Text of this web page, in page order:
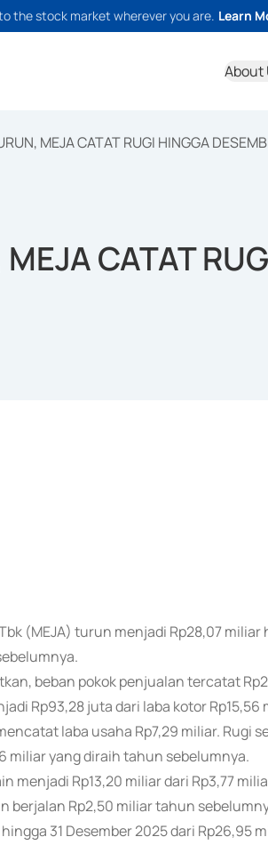
the stock market wherever you are. Learn
About
MEJA CATAT RUGI HINGGA
CATAT
(MEJA) turun menjadi Rp28,07 miliar
beban pokok penjualan tercatat
Rp93,28 juta dari laba kotor Rp15,56
laba usaha Rp7,29 miliar. Rugi
miliar yang diraih tahun sebelumnya.
Rp13,20 miliar dari Rp3,77
berjalan Rp2,50 miliar tahun
31 Desember 2025 dari Rp26,95